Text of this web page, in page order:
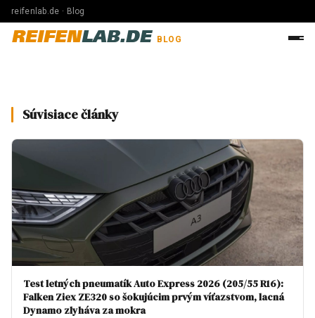
reifenlab.de · Blog
REIFENLAB.DE BLOG
Súvisiace články
Test letných pneumatík Auto Express 2026 (205/55 R16):
Falken Ziex ZE320 so šokujúcim prvým víťazstvom, lacná
Dynamo zlyháva za mokra